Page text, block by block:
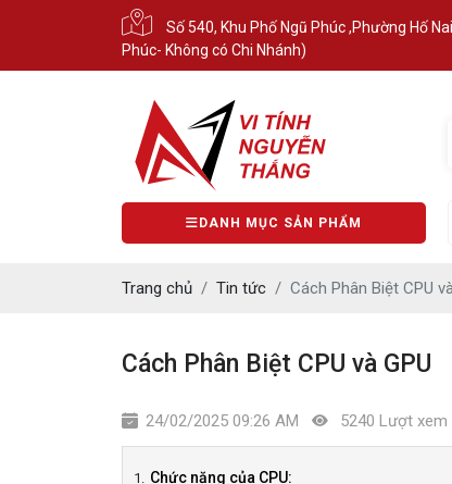
Số 540, Khu Phố Ngũ Phúc ,Phường Hố
Phúc- Không có Chi Nhánh)
DANH MỤC SẢN PHẨM
Trang chủ Tin tức Cách Phân Biệt CPU
Cách Phân Biệt CPU và GPU
24/02/2025 09:26 AM 5240 Lượt xem
Chức năng của CPU: